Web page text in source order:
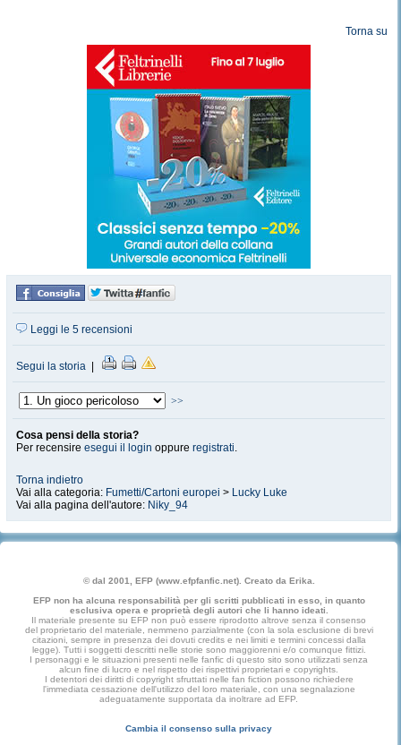
Torna su
Leggi le 5 recensioni
Segui la storia
>>
Cosa pensi della storia?
Per recensire esegui il login oppure registrati.
Torna indietro
Vai alla categoria: Fumetti/Cartoni europei > Lucky Luke
Vai alla pagina dell'autore: Niky_94
© dal 2001, EFP (www.efpfanfic.net). Creato da Erika.
EFP non ha alcuna responsabilità per gli scritti pubblicati in esso, in quanto
esclusiva opera e proprietà degli autori che li hanno ideati.
Il materiale presente su EFP non può essere riprodotto altrove senza il consenso
del proprietario del materiale, nemmeno parzialmente (con la sola esclusione di brevi
citazioni, sempre in presenza dei dovuti credits e nei limiti e termini concessi dalla
legge). Tutti i soggetti descritti nelle storie sono maggiorenni e/o comunque fittizi.
I personaggi e le situazioni presenti nelle fanfic di questo sito sono utilizzati senza
alcun fine di lucro e nel rispetto dei rispettivi proprietari e copyrights.
I detentori dei diritti di copyright sfruttati nelle fan fiction possono richiedere
l'immediata cessazione dell'utilizzo del loro materiale, con una segnalazione
adeguatamente supportata da inoltrare ad EFP.
Cambia il consenso sulla privacy